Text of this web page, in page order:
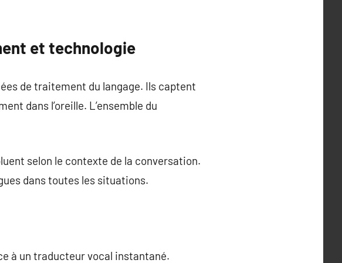
et technologie
de traitement du langage. Ils captent
dans l’oreille. L’ensemble du
selon le contexte de la conversation.
dans toutes les situations.
à un traducteur vocal instantané.